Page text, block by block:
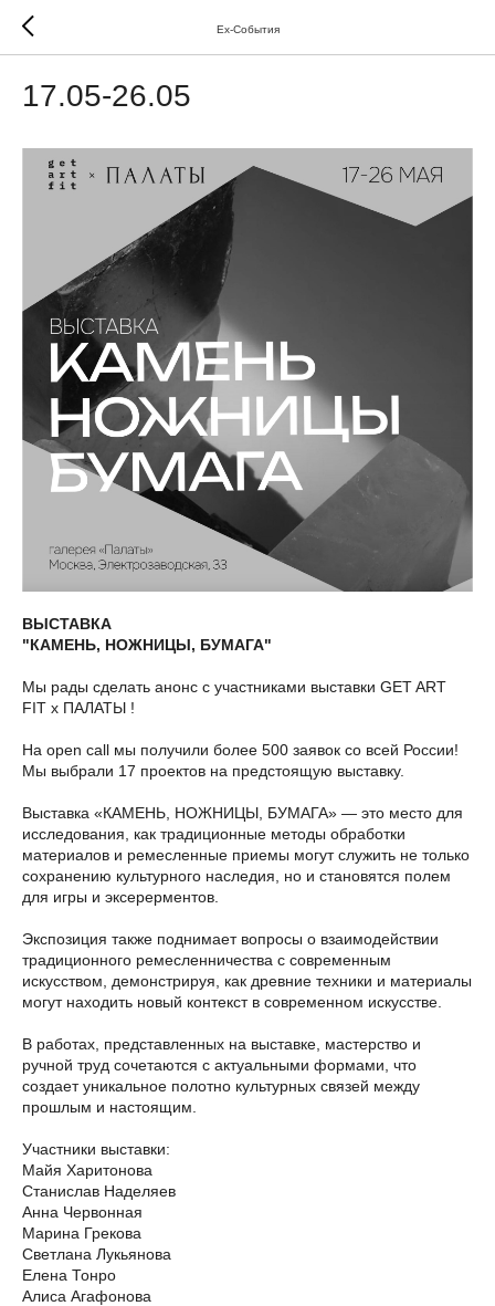
Ex-Cобытия
17.05-26.05
ВЫСТАВКА
"КАМЕНЬ, НОЖНИЦЫ, БУМАГА"
Мы рады сделать анонс с участниками выставки GET ART
FIT x ПАЛАТЫ !
На open call мы получили более 500 заявок со всей России!
Мы выбрали 17 проектов на предстоящую выставку.
Выставка «КАМЕНЬ, НОЖНИЦЫ, БУМАГА» — это место для
исследования, как традиционные методы обработки
материалов и ремесленные приемы могут служить не только
сохранению культурного наследия, но и становятся полем
для игры и эксерерментов.
Экспозиция также поднимает вопросы о взаимодействии
традиционного ремесленничества с современным
искусством, демонстрируя, как древние техники и материалы
могут находить новый контекст в современном искусстве.
В работах, представленных на выставке, мастерство и
ручной труд сочетаются с актуальными формами, что
создает уникальное полотно культурных связей между
прошлым и настоящим.
Участники выставки:
Майя Харитонова
Станислав Наделяев
Анна Червонная
Марина Грекова
Светлана Лукьянова
Елена Тонро
Алиса Агафонова